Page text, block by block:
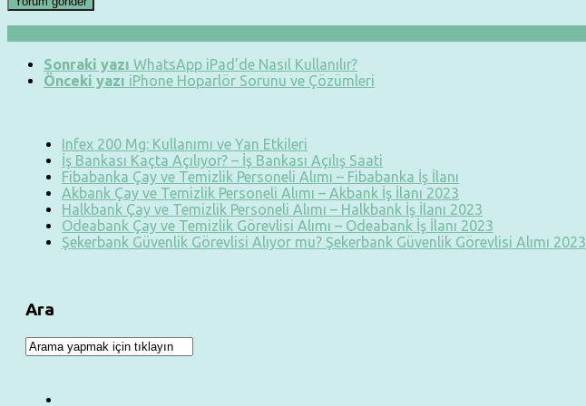
Sonraki yazı WhatsApp iPad’de Nasıl Kullanılır?
Önceki yazı iPhone Hoparlör Sorunu ve Çözümleri
Infex 200 Mg: Kullanımı ve Yan Etkileri
İş Bankası Kaçta Açılıyor? – İş Bankası Açılış Saati
Fibabanka Çay ve Temizlik Personeli Alımı – Fibabanka İş İlanı
Akbank Çay ve Temizlik Personeli Alımı – Akbank İş İlanı 2023
Halkbank Çay ve Temizlik Personeli Alımı – Halkbank İş İlanı 2023
Odeabank Çay ve Temizlik Görevlisi Alımı – Odeabank İş İlanı 2023
Şekerbank Güvenlik Görevlisi Alıyor mu? Şekerbank Güvenlik Görevlisi Alımı 2023
Ara